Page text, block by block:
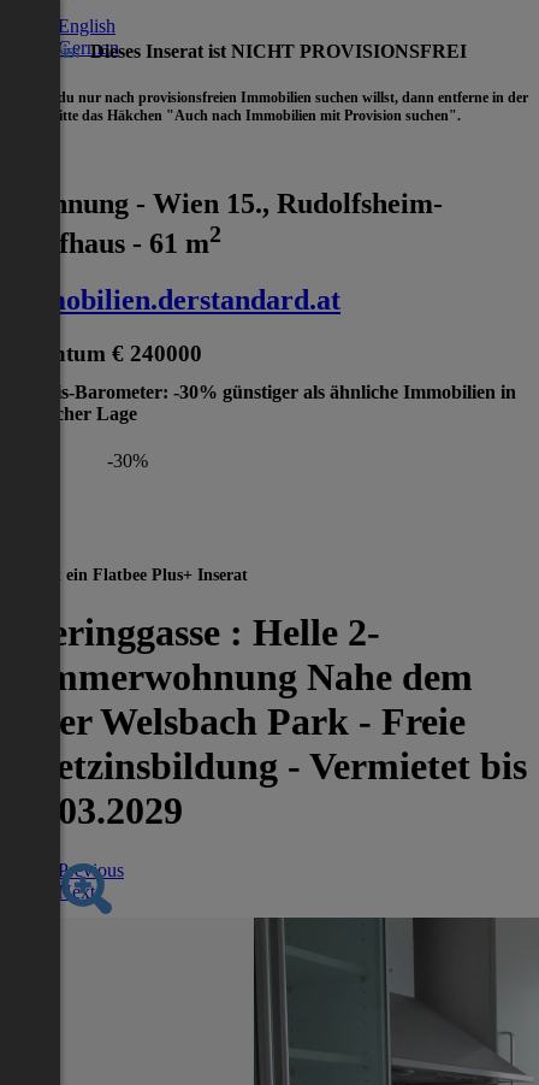
English
German
Hinweis:Dieses Inserat ist NICHT PROVISIONSFREI
- Wenn du nur nach provisionsfreien Immobilien suchen willst, dann entferne in der
bitte das Häkchen "Auch nach Immobilien mit Provision suchen".
Wohnung - Wien 15., Rudolfsheim-
Fünfhaus - 61 m2
immobilien.derstandard.at
Eigentum € 240000
Preis-Barometer: -30% günstiger als ähnliche Immobilien in
gleicher Lage
-30%
Dies ist ein Flatbee Plus+ Inserat
Jheringgasse : Helle 2-
Zimmerwohnung Nahe dem
Auer Welsbach Park - Freie
Mietzinsbildung - Vermietet bis
31.03.2029
Previous
Next